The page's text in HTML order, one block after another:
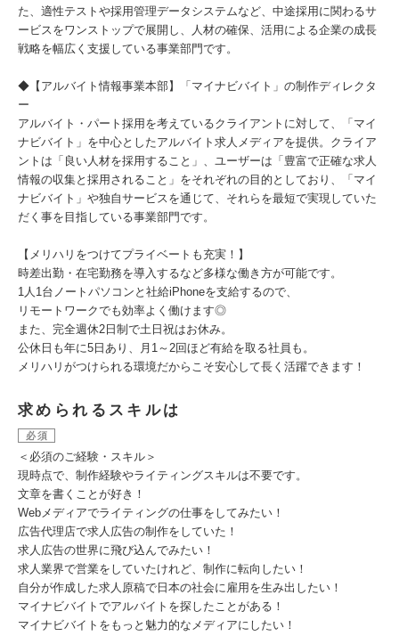
た、適性テストや採用管理データシステムなど、中途採用に関わるサ
ービスをワンストップで展開し、人材の確保、活用による企業の成長
戦略を幅広く支援している事業部門です。
◆【アルバイト情報事業本部】「マイナビバイト」の制作ディレクタ
ー
アルバイト・パート採用を考えているクライアントに対して、「マイ
ナビバイト」を中心としたアルバイト求人メディアを提供。クライア
ントは「良い人材を採用すること」、ユーザーは「豊富で正確な求人
情報の収集と採用されること」をそれぞれの目的としており、「マイ
ナビバイト」や独自サービスを通じて、それらを最短で実現していた
だく事を目指している事業部門です。
【メリハリをつけてプライベートも充実！】
時差出勤・在宅勤務を導入するなど多様な働き方が可能です。
1人1台ノートパソコンと社給iPhoneを支給するので、
リモートワークでも効率よく働けます◎
また、完全週休2日制で土日祝はお休み。
公休日も年に5日あり、月1～2回ほど有給を取る社員も。
メリハリがつけられる環境だからこそ安心して長く活躍できます！
求められるスキルは
必須
＜必須のご経験・スキル＞
現時点で、制作経験やライティングスキルは不要です。
文章を書くことが好き！
Webメディアでライティングの仕事をしてみたい！
広告代理店で求人広告の制作をしていた！
求人広告の世界に飛び込んでみたい！
求人業界で営業をしていたけれど、制作に転向したい！
自分が作成した求人原稿で日本の社会に雇用を生み出したい！
マイナビバイトでアルバイトを探したことがある！
マイナビバイトをもっと魅力的なメディアにしたい！